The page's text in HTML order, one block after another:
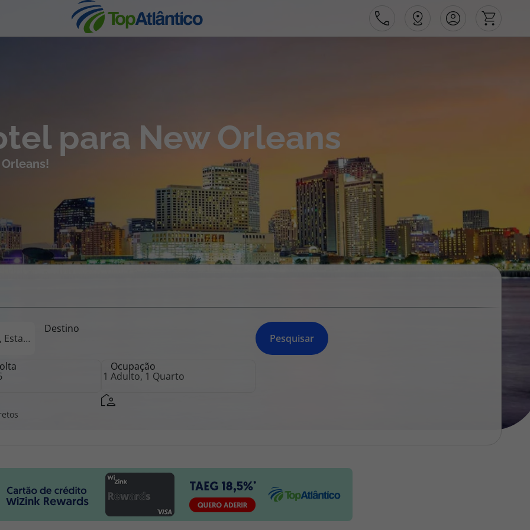
Agências
Contactos
Apoio ao cliente em Portugal
218 925 471
Apoio ao cliente no Estrangeiro
facilidade na marcação das suas viagens, tem ainda ao seu
dispor o nosso call center a funcionar todos os dias úteis das
10:00 às 20:00 e Sábado das 10:00 às 14:00.
para New Orleans
Destino
Ocupação
Pesquisar